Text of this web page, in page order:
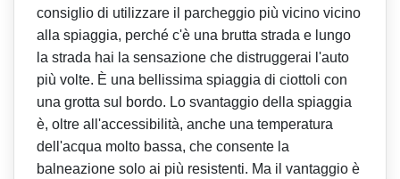
consiglio di utilizzare il parcheggio più vicino vicino
alla spiaggia, perché c'è una brutta strada e lungo
la strada hai la sensazione che distruggerai l'auto
più volte. È una bellissima spiaggia di ciottoli con
una grotta sul bordo. Lo svantaggio della spiaggia
è, oltre all'accessibilità, anche una temperatura
dell'acqua molto bassa, che consente la
balneazione solo ai più resistenti. Ma il vantaggio è